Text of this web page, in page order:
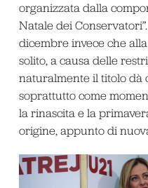
organizzata dalla
Natale dei
dicembre invece che
solito, a causa delle
naturalmente il titolo dà
soprattutto come
la rinascita e la
origine, appunto di